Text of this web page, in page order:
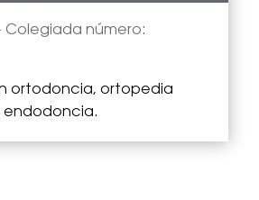
Colegiada número:
ortodoncia, ortopedia